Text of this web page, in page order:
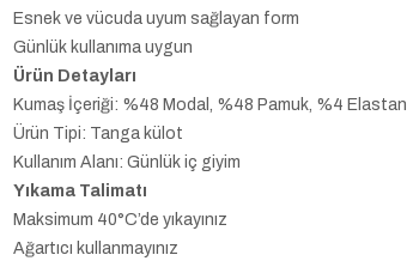
Esnek ve vücuda uyum sağlayan form
Günlük kullanıma uygun
Ürün Detayları
Kumaş İçeriği: %48 Modal, %48 Pamuk, %4 Elastan
Ürün Tipi: Tanga külot
Kullanım Alanı: Günlük iç giyim
Yıkama Talimatı
Maksimum 40°C’de yıkayınız
Ağartıcı kullanmayınız